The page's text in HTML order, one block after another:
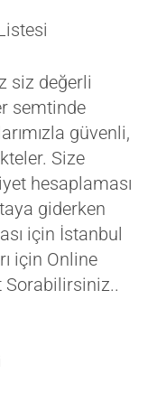
siz değerli
semtinde
güvenli,
Size
hesaplaması
giderken
için İstanbul
için Online
Sorabilirsiniz..